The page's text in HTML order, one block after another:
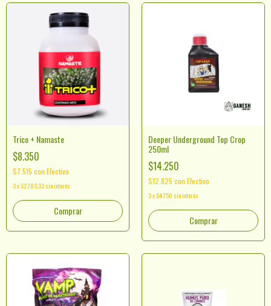
Trico + Namaste
$8.350
$7.515 con Efectivo
3x $2.783,33 sin interés
Comprar
Deeper Underground Top Crop
250ml
$14.250
$12.825 con Efectivo
3x $4.750 sin interés